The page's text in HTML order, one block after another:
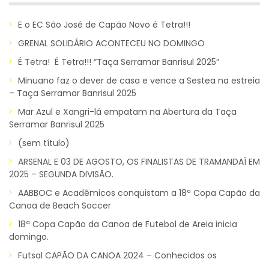
E o EC São José de Capão Novo é Tetra!!!
GRENAL SOLIDÁRIO ACONTECEU NO DOMINGO
É Tetra! É Tetra!!! “Taça Serramar Banrisul 2025”
Minuano faz o dever de casa e vence a Sestea na estreia
– Taça Serramar Banrisul 2025
Mar Azul e Xangri-lá empatam na Abertura da Taça
Serramar Banrisul 2025
(sem título)
ARSENAL E 03 DE AGOSTO, OS FINALISTAS DE TRAMANDAÍ EM
2025 – SEGUNDA DIVISÃO.
AABBOC e Acadêmicos conquistam a 18ª Copa Capão da
Canoa de Beach Soccer
18ª Copa Capão da Canoa de Futebol de Areia inicia
domingo.
Futsal CAPÃO DA CANOA 2024 – Conhecidos os